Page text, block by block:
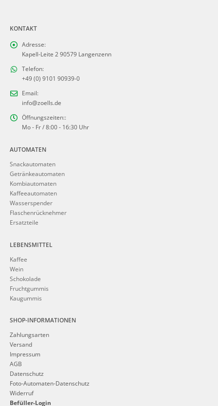
KONTAKT
Adresse:
Kapell-Leite 2 90579 Langenzenn
Telefon:
+49 (0) 9101 90939-0
Email:
info@zoells.de
Öffnungszeiten::
Mo - Fr / 8:00 - 16:30 Uhr
AUTOMATEN
Snackautomaten
Getränkeautomaten
Kombiautomaten
Kaffeeautomaten
Wasserspender
Flaschenrücknehmer
Ersatzteile
LEBENSMITTEL
Kaffee
Wein
Schokolade
Fruchtgummis
Kaugummis
SHOP-INFORMATIONEN
Zahlungsarten
Versand
Impressum
AGB
Datenschutz
Foto-Automaten-Datenschutz
Widerruf
Befüller-Login